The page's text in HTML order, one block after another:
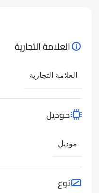
العلامة التجارية
العلامة التجارية
موديل
موديل
نوع